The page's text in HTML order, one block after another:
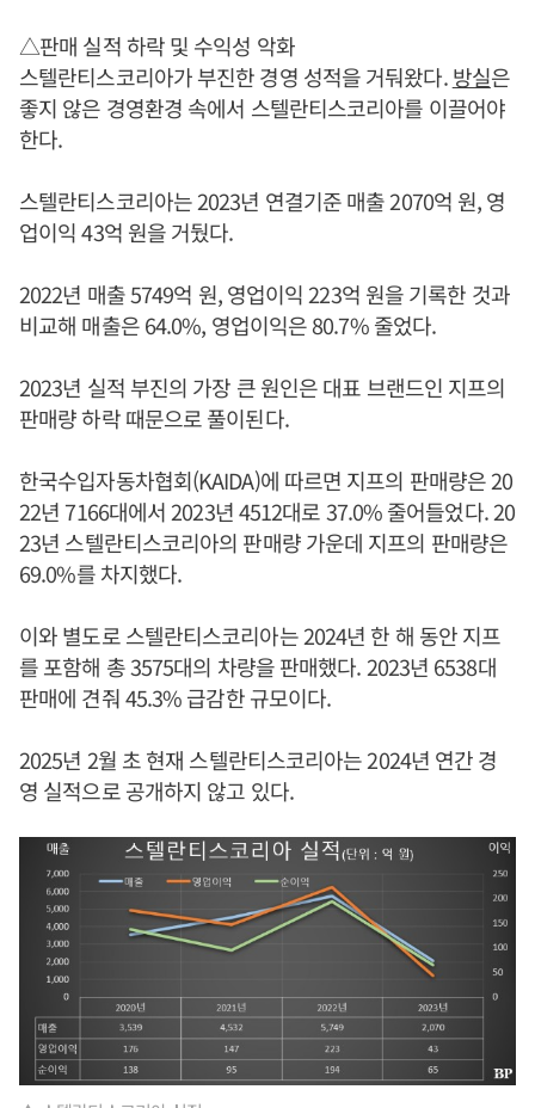
△판매 실적 하락 및 수익성 악화
스텔란티스코리아가 부진한 경영 성적을 거둬왔다.방실은
좋지 않은 경영환경 속에서 스텔란티스코리아를 이끌어야
한다.
스텔란티스코리아는 2023년 연결기준 매출 2070억 원, 영
업이익 43억 원을 거뒀다.
2022년 매출 5749억 원, 영업이익 223억 원을 기록한 것과
비교해 매출은 64.0%, 영업이익은 80.7% 줄었다.
2023년 실적 부진의 가장 큰 원인은 대표 브랜드인 지프의
판매량 하락 때문으로 풀이된다.
한국수입자동차협회(KAIDA)에 따르면 지프의 판매량은 20
22년 7166대에서 2023년 4512대로 37.0% 줄어들었다. 20
23년 스텔란티스코리아의 판매량 가운데 지프의 판매량은
69.0%를 차지했다.
이와 별도로 스텔란티스코리아는 2024년 한 해 동안 지프
를 포함해 총 3575대의 차량을 판매했다. 2023년 6538대
판매에 견줘 45.3% 급감한 규모이다.
2025년 2월 초 현재 스텔란티스코리아는 2024년 연간 경
영 실적으로 공개하지 않고 있다.